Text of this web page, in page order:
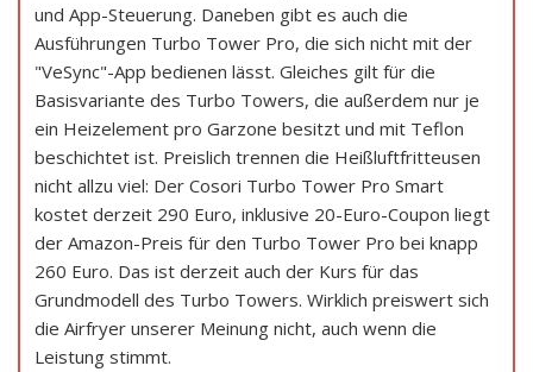
und App-Steuerung. Daneben gibt es auch die
Ausführungen Turbo Tower Pro, die sich nicht mit der
"VeSync"-App bedienen lässt. Gleiches gilt für die
Basisvariante des Turbo Towers, die außerdem nur je
ein Heizelement pro Garzone besitzt und mit Teflon
beschichtet ist. Preislich trennen die Heißluftfritteusen
nicht allzu viel: Der Cosori Turbo Tower Pro Smart
kostet derzeit 290 Euro, inklusive 20-Euro-Coupon liegt
der Amazon-Preis für den Turbo Tower Pro bei knapp
260 Euro. Das ist derzeit auch der Kurs für das
Grundmodell des Turbo Towers. Wirklich preiswert sich
die Airfryer unserer Meinung nicht, auch wenn die
Leistung stimmt.